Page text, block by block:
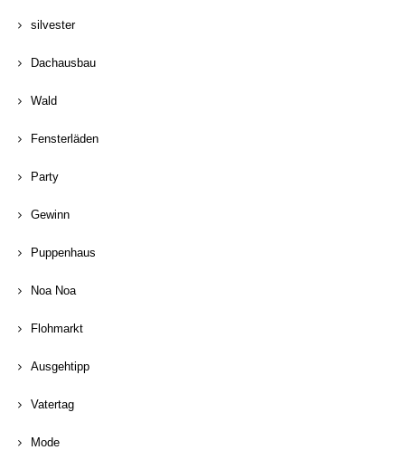
silvester
Dachausbau
Wald
Fensterläden
Party
Gewinn
Puppenhaus
Noa Noa
Flohmarkt
Ausgehtipp
Vatertag
Mode